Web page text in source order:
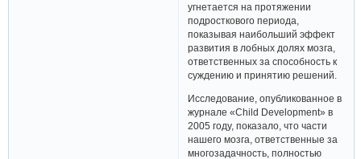
угнетается на протяжении
подросткового периода,
показывая наибольший эффект
развития в лобных долях мозга,
ответственных за способность к
суждению и принятию решений.
Исследование, опубликованное в
журнале «Child Development» в
2005 году, показало, что части
нашего мозга, ответственные за
многозадачность, полностью